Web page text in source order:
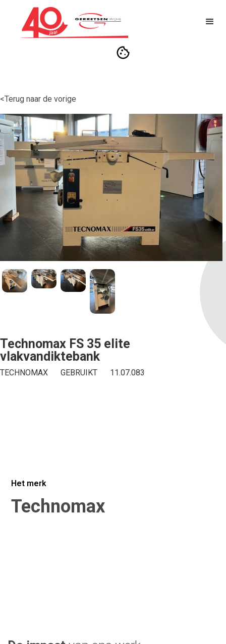
<Terug naar de vorige
Technomax FS 35 elite
vlakvandiktebank
TECHNOMAX GEBRUIKT 11.07.083
Offerte aanvragen
Achternaam*
Het merk
Technomax